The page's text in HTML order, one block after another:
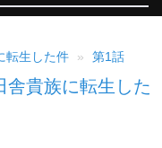
転生した件
第1話
舎貴族に転生した